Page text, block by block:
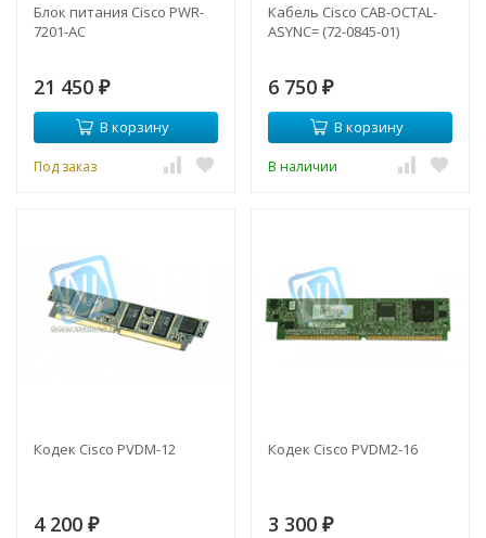
Блок питания Cisco PWR-
7201-AC
21 450 ₽
В корзину
Под заказ
Кабель Cisco CAB-OCTAL-
ASYNC= (72-0845-01)
6 750 ₽
В корзину
В наличии
Кодек Cisco PVDM-12
4 200 ₽
Кодек Cisco PVDM2-16
3 300 ₽